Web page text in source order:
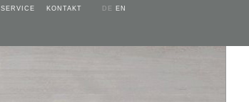
SERVICE KONTAKT DE EN